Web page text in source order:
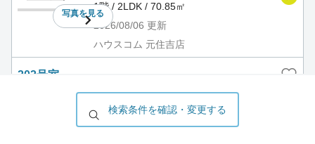
写真を見る
1階 / 2LDK / 70.85㎡
2026/08/06 更新
ハウスコム 元住吉店
202号室
23.9万円 (共益費 12,000円)
敷－ 礼－ 保－
検索条件を確認・変更する